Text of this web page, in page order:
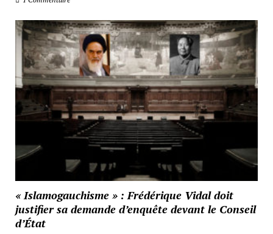
« Islamogauchisme » : Frédérique Vidal doit
justifier sa demande d’enquête devant le Conseil
d’État